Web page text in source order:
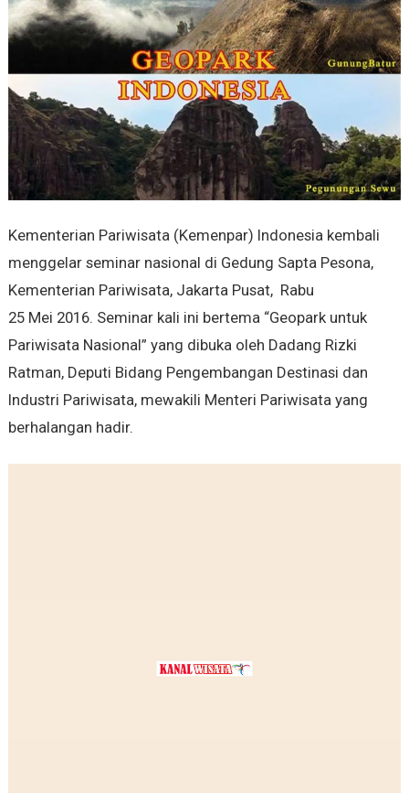
Kementerian Pariwisata (Kemenpar) Indonesia kembali
menggelar seminar nasional di Gedung Sapta Pesona,
Kementerian Pariwisata, Jakarta Pusat, Rabu
25 Mei 2016. Seminar kali ini bertema “Geopark untuk
Pariwisata Nasional” yang dibuka oleh Dadang Rizki
Ratman, Deputi Bidang Pengembangan Destinasi dan
Industri Pariwisata, mewakili Menteri Pariwisata yang
berhalangan hadir.